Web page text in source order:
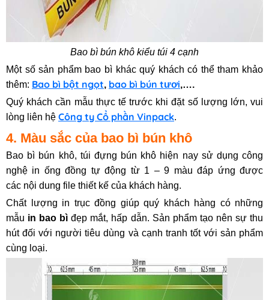
Bao bì bún khô kiểu túi 4 cạnh
Một số sản phẩm bao bì khác quý khách có thể tham khảo
thêm: Bao bì bột ngọt, bao bì bún tươi,….
Quý khách cần mẫu thực tế trước khi đặt số lượng lớn, vui
lòng liên hệ Công ty Cổ phần Vinpack.
4. Màu sắc của bao bì bún khô
Bao bì bún khô, túi đựng bún khô hiện nay sử dụng công
nghệ in ống đồng tự động từ 1 – 9 màu đáp ứng được
các nội dung file thiết kế của khách hàng.
Chất lượng in trục đồng giúp quý khách hàng có những
mẫu in bao bì đẹp mắt, hấp dẫn. Sản phẩm tạo nên sự thu
hút đối với người tiêu dùng và cạnh tranh tốt với sản phẩm
cùng loại.